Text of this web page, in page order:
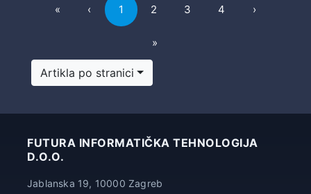
« ‹ Previous
1 2 3 4 ›Next
»
Artikla po stranici
FUTURA INFORMATIČKA TEHNOLOGIJA
D.O.O.
Jablanska 19, 10000 Zagreb